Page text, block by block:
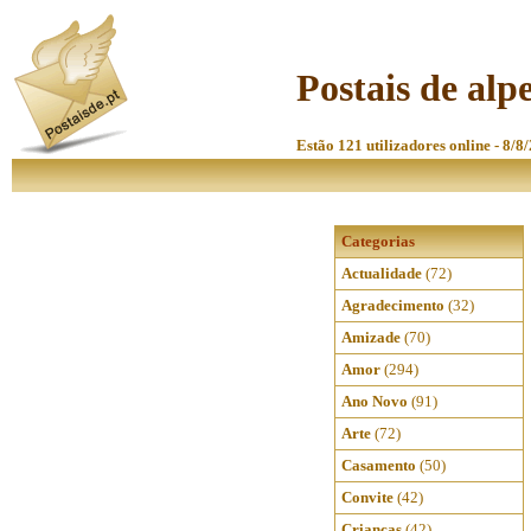
Postais de
Estão 121 utilizadores online - 8/
Categorias
Actualidade (72)
Agradecimento (32)
Amizade (70)
Amor (294)
Ano Novo (91)
Arte (72)
Casamento (50)
Convite (42)